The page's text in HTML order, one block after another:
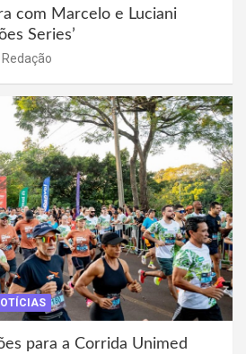
com Marcelo e Luciani
Series’
Redação
para a Corrida Unimed